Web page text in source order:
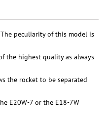
peculiarity of this model is
the highest quality as always
the rocket to be separated
E20W-7 or the E18-7W